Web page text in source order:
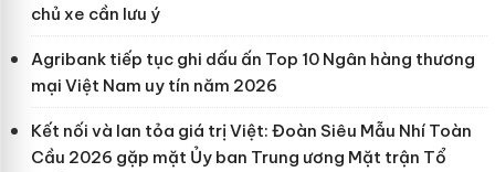
chủ xe cần lưu ý
Agribank tiếp tục ghi dấu ấn Top 10 Ngân hàng thương
mại Việt Nam uy tín năm 2026
Kết nối và lan tỏa giá trị Việt: Đoàn Siêu Mẫu Nhí Toàn
Cầu 2026 gặp mặt Ủy ban Trung ương Mặt trận Tổ